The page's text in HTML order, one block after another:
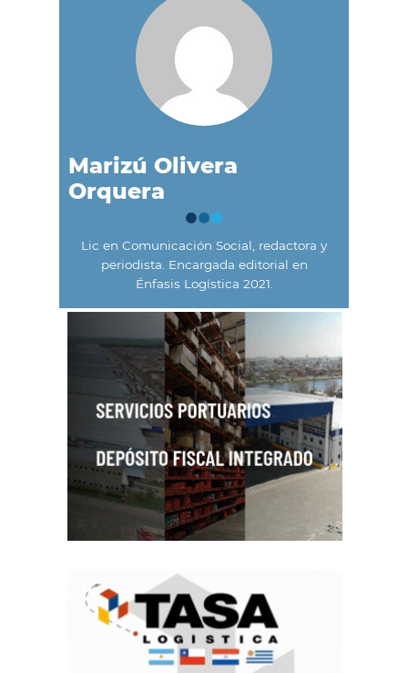
Marizú Olivera
Orquera
Lic en Comunicación Social, redactora y
periodista. Encargada editorial en
Énfasis Logística 2021.